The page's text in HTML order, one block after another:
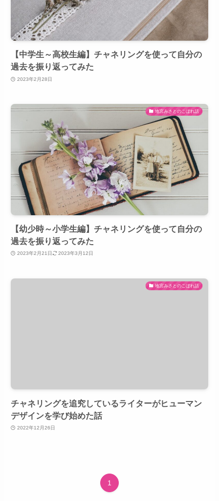
【中学生～高校生編】チャネリングを使って自分の
過去を振り返ってみた
2023年2月28日
地宮みさとのこぼれ話
【幼少時～小学生編】チャネリングを使って自分の
過去を振り返ってみた
2023年2月21日 2023年3月12日
地宮みさとのこぼれ話
チャネリングを追究しているライターがヒューマン
デザインを学び始めた話
2022年12月26日
1